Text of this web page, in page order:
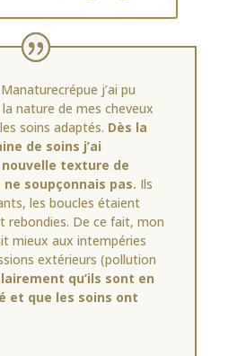
j’ai pu
nature de mes cheveux
soins adaptés. Dès la
de soins j’ai
texture de
soupçonnais pas. Ils
les boucles étaient
rebondies. De ce fait, mon
mieux aux intempéries
extérieurs (pollution
qu’ils sont en
et que les soins ont